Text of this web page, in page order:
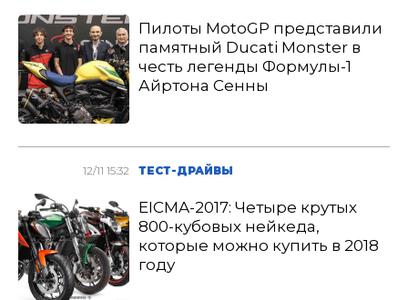
Пилоты MotoGP представили
памятный Ducati Monster в
честь легенды Формулы-1
Айртона Сенны
12/11 15:32 ТЕСТ-ДРАЙВЫ
EICMA-2017: Четыре крутых
800-кубовых нейкеда,
которые можно купить в 2018
году